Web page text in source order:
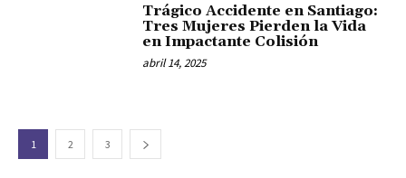
Trágico Accidente en Santiago:
Tres Mujeres Pierden la Vida
en Impactante Colisión
abril 14, 2025
1 2 3